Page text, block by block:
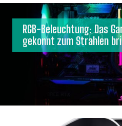
RGB-Beleuchtung: Das
gekonnt zum Strahlen